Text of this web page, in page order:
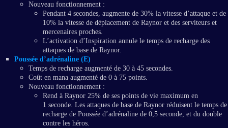
Nouveau fonctionnement :
Pendant 4 secondes, augmente de 30% la vitesse d’attaque et de
10% la vitesse de déplacement de Raynor et des serviteurs et
mercenaires proches.
L’activation d’Inspiration annule le temps de recharge des
attaques de base de Raynor.
Poussée d’adrénaline (E)
Temps de recharge augmenté de 30 à 45 secondes.
Coût en mana augmenté de 0 à 75 points.
Nouveau fonctionnement :
Rend à Raynor 25% de ses points de vie maximum en
1 seconde. Les attaques de base de Raynor réduisent le temps de
recharge de Poussée d’adrénaline de 0,5 seconde, et du double
contre les héros.